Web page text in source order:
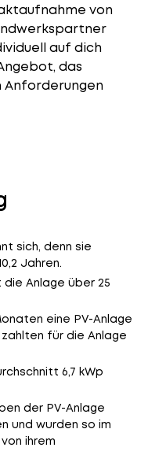
von
auf dich
das
sich, denn sie
Jahren.
Anlage über 25
eine PV-Anlage
für die Anlage
6,7 kWp
der PV-Anlage
und wurden so im
ihrem